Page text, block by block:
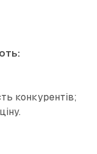
конкурентів;